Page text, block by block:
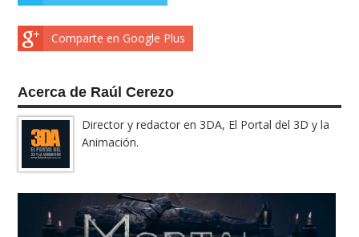
Comparte en Google Plus
Acerca de Raúl Cerezo
Director y redactor en 3DA, El Portal del 3D y la
Animación.